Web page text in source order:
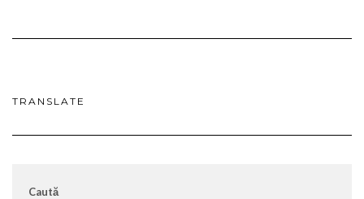
TRANSLATE
Caută